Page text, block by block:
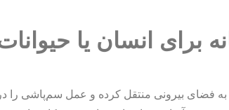
برای انسان یا
به فضای بیرونی منتقل کرده و عمل سم‌پاشی را